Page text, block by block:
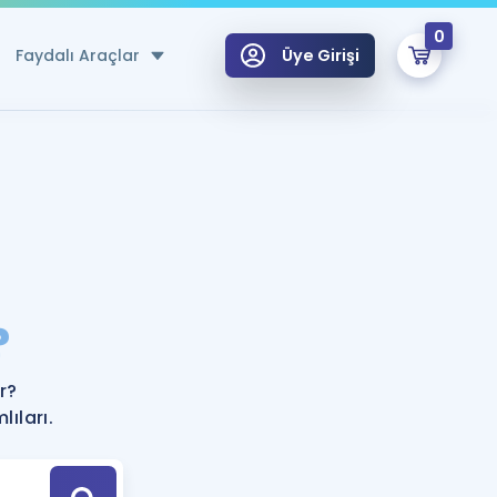
Faydalı Araçlar
Hesaplama Aracı
için Öneriler
Tek Takvimde
Üye Girişi
0
Hoca ile seni sınava hazırlayacak onlarca eğitim seni bekliyor!